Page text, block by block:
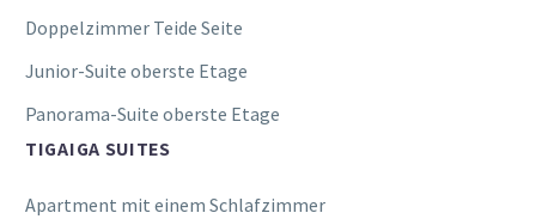
Doppelzimmer Teide Seite
Junior-Suite oberste Etage
Panorama-Suite oberste Etage
TIGAIGA SUITES
Apartment mit einem Schlafzimmer